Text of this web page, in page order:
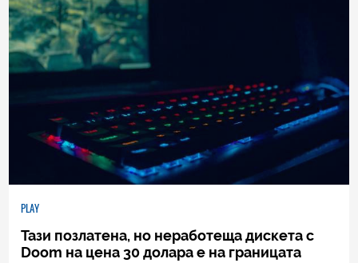
PLAY
Тази позлатена, но неработеща дискета с
Doom на цена 30 долара е на границата